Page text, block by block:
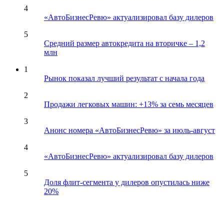
4
«АвтоБизнесРевю» актуализировал базу дилеров
5
Средний размер автокредита на вторичке – 1,2
млн
1
Рынок показал лучший результат с начала года
2
Продажи легковых машин: +13% за семь месяцев
3
Анонс номера «АвтоБизнесРевю» за июль-август
4
«АвтоБизнесРевю» актуализировал базу дилеров
5
Доля флит-сегмента у дилеров опустилась ниже
20%